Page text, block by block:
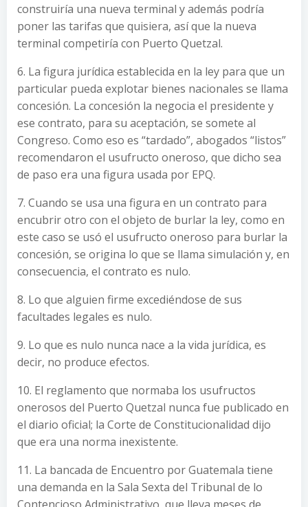
construiría una nueva terminal y además podría
poner las tarifas que quisiera, así que la nueva
terminal competiría con Puerto Quetzal.
6. La figura jurídica establecida en la ley para que un
particular pueda explotar bienes nacionales se llama
concesión. La concesión la negocia el presidente y
ese contrato, para su aceptación, se somete al
Congreso. Como eso es “tardado”, abogados “listos”
recomendaron el usufructo oneroso, que dicho sea
de paso era una figura usada por EPQ.
7. Cuando se usa una figura en un contrato para
encubrir otro con el objeto de burlar la ley, como en
este caso se usó el usufructo oneroso para burlar la
concesión, se origina lo que se llama simulación y, en
consecuencia, el contrato es nulo.
8. Lo que alguien firme excediéndose de sus
facultades legales es nulo.
9. Lo que es nulo nunca nace a la vida jurídica, es
decir, no produce efectos.
10. El reglamento que normaba los usufructos
onerosos del Puerto Quetzal nunca fue publicado en
el diario oficial; la Corte de Constitucionalidad dijo
que era una norma inexistente.
11. La bancada de Encuentro por Guatemala tiene
una demanda en la Sala Sexta del Tribunal de lo